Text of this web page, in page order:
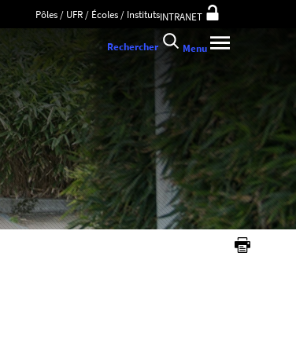
Pôles / UFR / Écoles / InstitutsINTRANET
Rechercher Menu